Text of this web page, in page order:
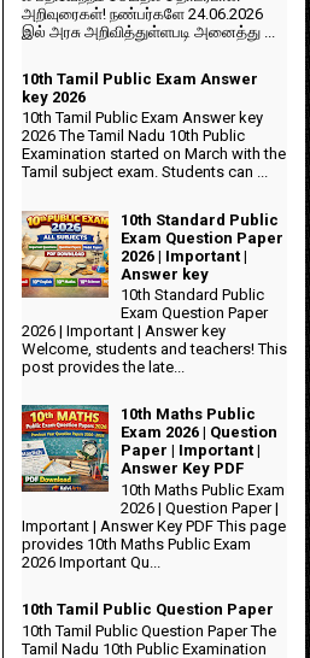
அறிவுரைகள்! நண்பர்களே 24.06.2026
இல் அரசு அறிவித்துள்ளபடி அனைத்து ...
10th Tamil Public Exam Answer
key 2026
10th Tamil Public Exam Answer key
2026 The Tamil Nadu 10th Public
Examination started on March with the
Tamil subject exam. Students can ...
10th Standard Public
Exam Question Paper
2026 | Important |
Answer key
10th Standard Public
Exam Question Paper
2026 | Important | Answer key
Welcome, students and teachers! This
post provides the late...
10th Maths Public
Exam 2026 | Question
Paper | Important |
Answer Key PDF
10th Maths Public Exam
2026 | Question Paper |
Important | Answer Key PDF This page
provides 10th Maths Public Exam
2026 Important Qu...
10th Tamil Public Question Paper
10th Tamil Public Question Paper The
Tamil Nadu 10th Public Examination